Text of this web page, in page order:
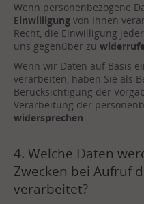
Wenn personenbezogene
Einwilligung von Ihnen
Recht, die Einwilligung
uns gegenüber zu
Wenn wir Daten auf Basis
verarbeiten, haben Sie als
Berücksichtigung der
Verarbeitung der
widersprechen.
4. Welche Daten
Zwecken bei Aufruf
verarbeitet?